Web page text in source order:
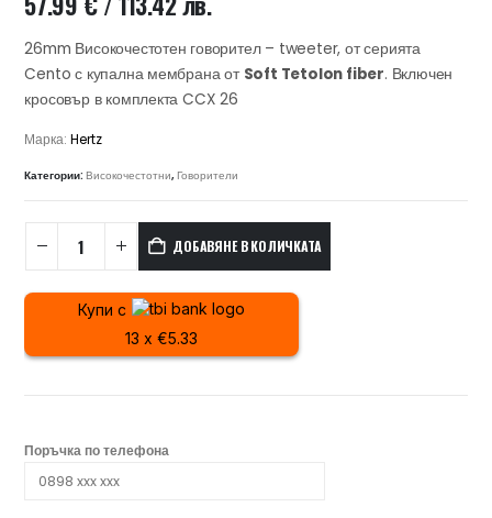
26mm Високочестотен говорител – tweeter, от серията
Cento с купална мембрана от Soft Tetolon fiber. Включен
кросовър в комплекта CCX 26
Марка:Hertz
Категории:Високочестотни,Говорители
ДОБАВЯНЕ В КОЛИЧКАТА
Купи с
13 x €5.33
Поръчка по телефона